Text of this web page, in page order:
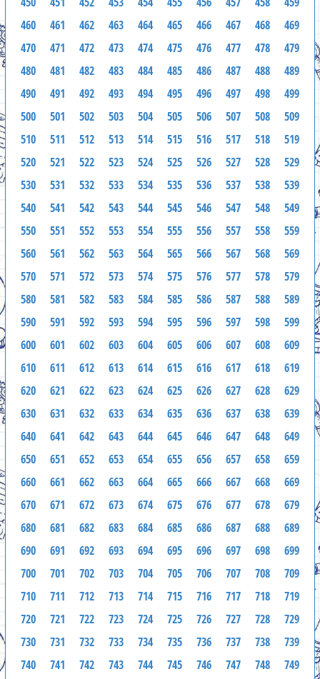
460
461 462 463 464 465 466 467 468
469
470
471 472 473 474 475 476 477 478
479
480
481 482 483 484 485 486 487 488
489
490
491 492 493 494 495 496 497 498
499
500
501 502 503 504 505 506 507 508
509
510
511 512 513 514 515 516 517 518
519
520
521 522 523 524 525 526 527 528
529
530
531 532 533 534 535 536 537 538
539
540
541 542 543 544 545 546 547 548
549
550
551 552 553 554 555 556 557 558
559
560
561 562 563 564 565 566 567 568
569
570
571 572 573 574 575 576 577 578
579
580
581 582 583 584 585 586 587 588
589
590
591 592 593 594 595 596 597 598
599
600
601 602 603 604 605 606 607 608
609
610
611 612 613 614 615 616 617 618
619
620
621 622 623 624 625 626 627 628
629
630
631 632 633 634 635 636 637 638
639
640
641 642 643 644 645 646 647 648
649
650
651 652 653 654 655 656 657 658
659
660
661 662 663 664 665 666 667 668
669
670
671 672 673 674 675 676 677 678
679
680
681 682 683 684 685 686 687 688
689
690
691 692 693 694 695 696 697 698
699
700
701 702 703 704 705 706 707 708
709
710
711 712 713 714 715 716 717 718
719
720
721 722 723 724 725 726 727 728
729
730
731 732 733 734 735 736 737 738
739
740
741 742 743 744 745 746 747 748
749